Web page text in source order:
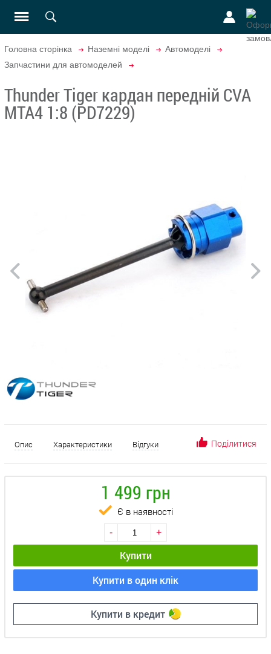
Головна сторінка Наземні моделі
Автомоделі
Запчастини для автомоделей
Thunder Tiger кардан передній CVA
MTA4 1:8 (PD7229)
Опис Характеристики Відгуки Поділитися
1 499 грн
Є в наявності
- +
Купити
Купити в один клік
Купити в кредит